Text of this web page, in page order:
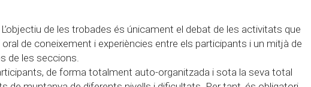
de les trobades és únicament el debat de les activitats que
oral de coneixement i experiències entre els participants i un mitjà de
de les seccions.
de forma totalment auto-organitzada i sota la seva total